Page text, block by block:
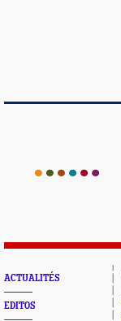
ACTUALITÉS
EDITOS